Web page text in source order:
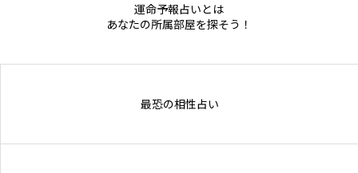
運命予報占いとは
あなたの所属部屋を探そう！
最恐の相性占い